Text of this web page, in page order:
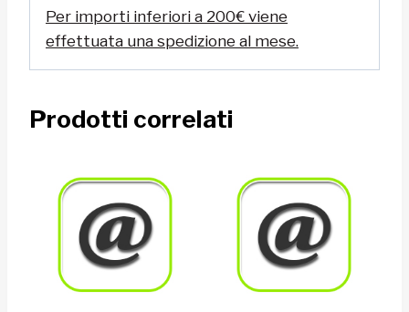
Per importi inferiori a 200€ viene
effettuata una spedizione al mese.
Prodotti correlati